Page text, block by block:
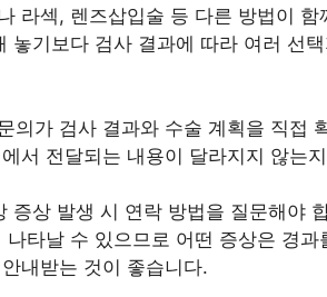
라섹, 렌즈삽입술 등 다른 방법이
놓기보다 검사 결과에 따라 여러 선
의가 검사 결과와 수술 계획을 직접
서 전달되는 내용이 달라지지 않는
증상 발생 시 연락 방법을 질문해야
타날 수 있으므로 어떤 증상은 경
내받는 것이 좋습니다.